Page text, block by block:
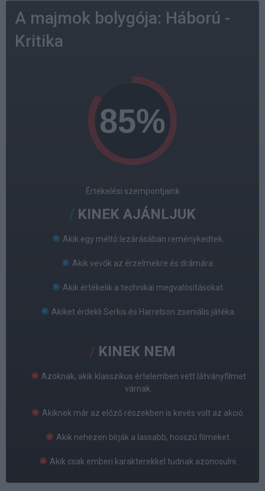
A majmok bolygója: Háború -
Kritika
Értékelési szempontjaink
KINEK AJÁNLJUK
Akik egy méltó lezárásában reménykedtek.
Akik vevők az érzelmekre és drámára.
Akik értékelik a technikai megvalósításokat.
Akiket érdekli Serkis és Harrelson zseniális játéka.
KINEK NEM
Azoknak, akik klasszikus értelemben vett látványfilmet
várnak.
Akiknek már az előző részekben is kevés volt az akció.
Akik nehezen bírják a lassabb, hosszú filmeket.
Akik csak emberi karakterekkel tudnak azonosulni.